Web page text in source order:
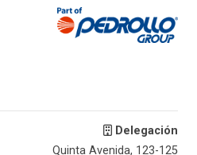
Delegación
Quinta Avenida, 123-125